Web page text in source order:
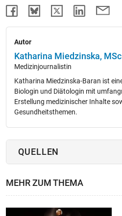
Autor
Katharina Miedzinska, MSc
Medizinjournalistin
Katharina Miedzinska-Baran ist
Biologin und Diätologin mit
Erstellung medizinischer Inhalte
Gesundheitsthemen.
QUELLEN
MEHR ZUM THEMA